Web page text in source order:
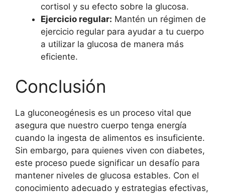
cortisol y su efecto sobre la glucosa.
Ejercicio regular: Mantén un régimen de
ejercicio regular para ayudar a tu cuerpo
a utilizar la glucosa de manera más
eficiente.
Conclusión
La gluconeogénesis es un proceso vital que
asegura que nuestro cuerpo tenga energía
cuando la ingesta de alimentos es insuficiente.
Sin embargo, para quienes viven con diabetes,
este proceso puede significar un desafío para
mantener niveles de glucosa estables. Con el
conocimiento adecuado y estrategias efectivas,